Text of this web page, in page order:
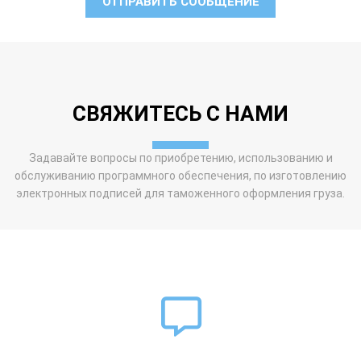
СВЯЖИТЕСЬ С НАМИ
Задавайте вопросы по приобретению, использованию и
обслуживанию программного обеспечения, по изготовлению
электронных подписей для таможенного оформления груза.